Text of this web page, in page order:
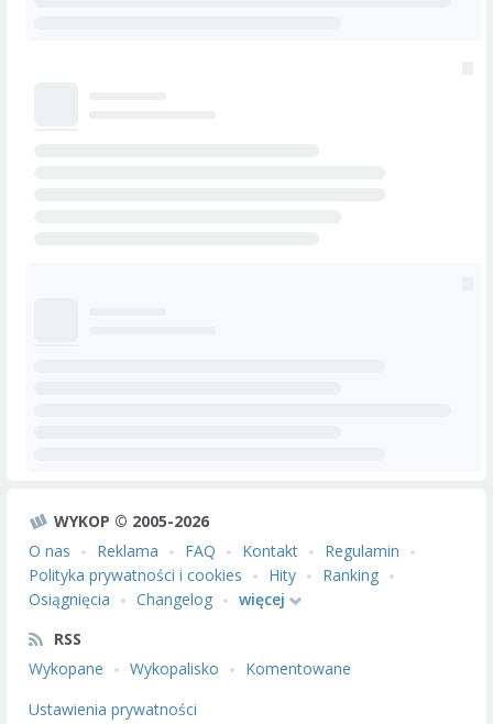
WYKOP © 2005-2026
O nas
Reklama FAQ Kontakt
Regulamin
Polityka prywatności i cookies
Hity
Ranking
Osiągnięcia
Changelog
więcej
RSS
Wykopane
Wykopalisko
Komentowane
Ustawienia prywatności